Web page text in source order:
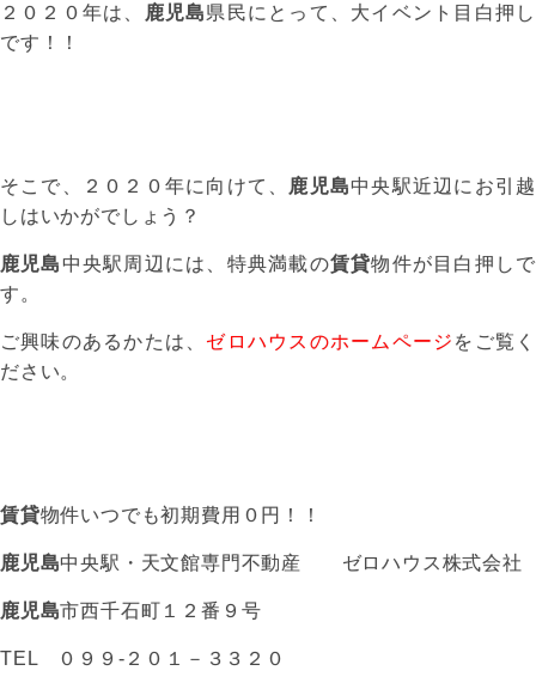
２０２０年は、 鹿児島県民にとって、大イベント目白押し
です！！
そこで、２０２０年に向けて、 鹿児島中央駅近辺にお引越
しはいかがでしょう？
鹿児島中央駅周辺には、特典満載の賃貸物件が目白押しで
す。
ご興味のあるかたは、 ゼロハウスのホームページ をご覧く
ださい。
賃貸物件いつでも初期費用０円！！
鹿児島中央駅・天文館専門不動産 ゼロハウス株式会社
鹿児島市西千石町１２番９号
TEL ０９９-２０１－３３２０